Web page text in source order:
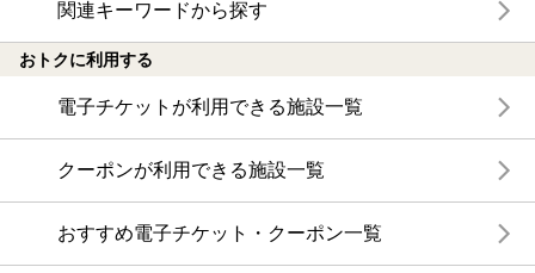
関連キーワードから探す
おトクに利用する
電子チケットが利用できる施設一覧
クーポンが利用できる施設一覧
おすすめ電子チケット・クーポン一覧